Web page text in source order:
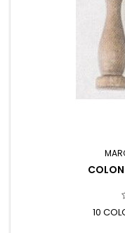
10